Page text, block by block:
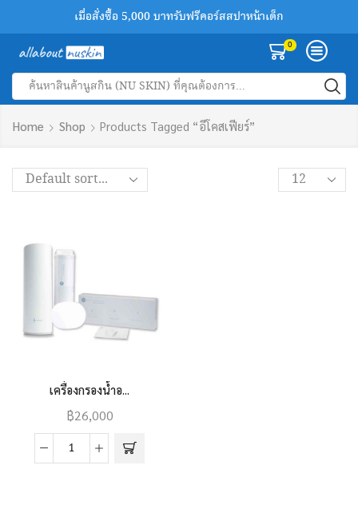
สินค้านูสกินของแท้ลด 30-50%
เมื่อสั่งซื้อ 5,000 บาทรับฟรีคอร์สสปาหน้าเด็ก
เพิ่มเพื่อนทางไลน์รับส่วนลด 100 บาทฟรี
0
Search
Home Shop Products Tagged “อีโคสเฟียร์”
Products
per
เครื่องกรองน้ำอ...
฿26,000
เครื่อง